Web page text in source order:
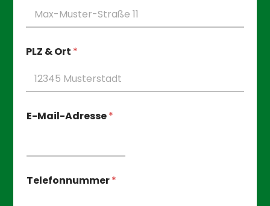
PLZ & Ort *
E-Mail-Adresse*
Telefonnummer*